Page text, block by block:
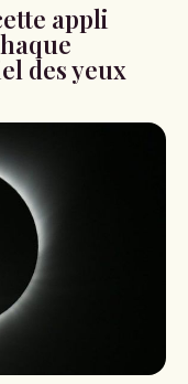
appli
des yeux